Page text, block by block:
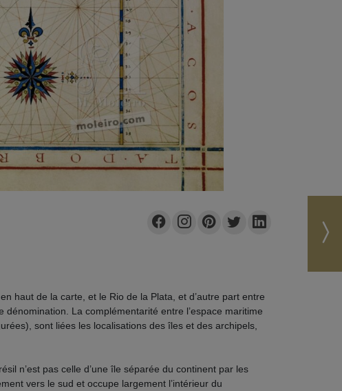
haut de la carte, et le Rio de la Plata, et d’autre part entre
dénomination. La complémentarité entre l’espace maritime
sont liées les localisations des îles et des archipels,
n’est pas celle d’une île séparée du continent par les
vers le sud et occupe largement l’intérieur du